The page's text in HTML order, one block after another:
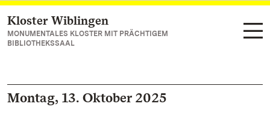
Zum Hauptinhalt springen
Kloster Wiblingen
MONUMENTALES KLOSTER MIT PRÄCHTIGEM
BIBLIOTHEKSSAAL
Montag, 13. Oktober 2025